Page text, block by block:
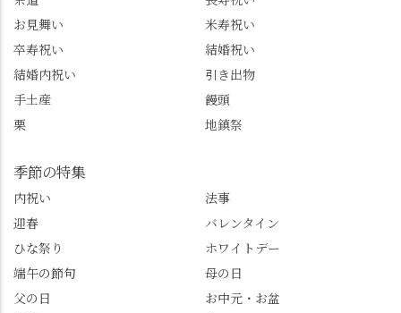
@sense_nagaokakyo 長岡
京市観光協会
@nagaokakyo_tourism ふ
@furufuru_nagaokakyo
物価の値上がりが激し
のガイド活動にしっか
り活かしていきます💪
西山、ほんまにええと
こです。次はあなたを
🚕✨ #京都西山旅感 #京
都西山 #おもてなしタク
こごろ #勝持寺 #正法寺
#善峯寺 #あじさい #あ
じさい供養 #遊龍の松 #
清竹 #なかの邸 #小倉山
お見舞い
米寿祝い
卒寿祝い
結婚祝い
結婚内祝い
引き出物
手土産
饅頭
栗
地鎮祭
季節の特集
内祝い
法事
迎春
バレンタイン
ひな祭り
ホワイトデー
端午の節句
母の日
父の日
お中元・お盆